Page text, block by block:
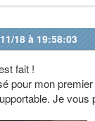
18 à 19:58:03
fait !
pour mon
Je vous